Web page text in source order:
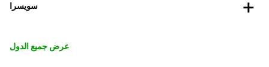
سويسرا
عرض جميع الدول